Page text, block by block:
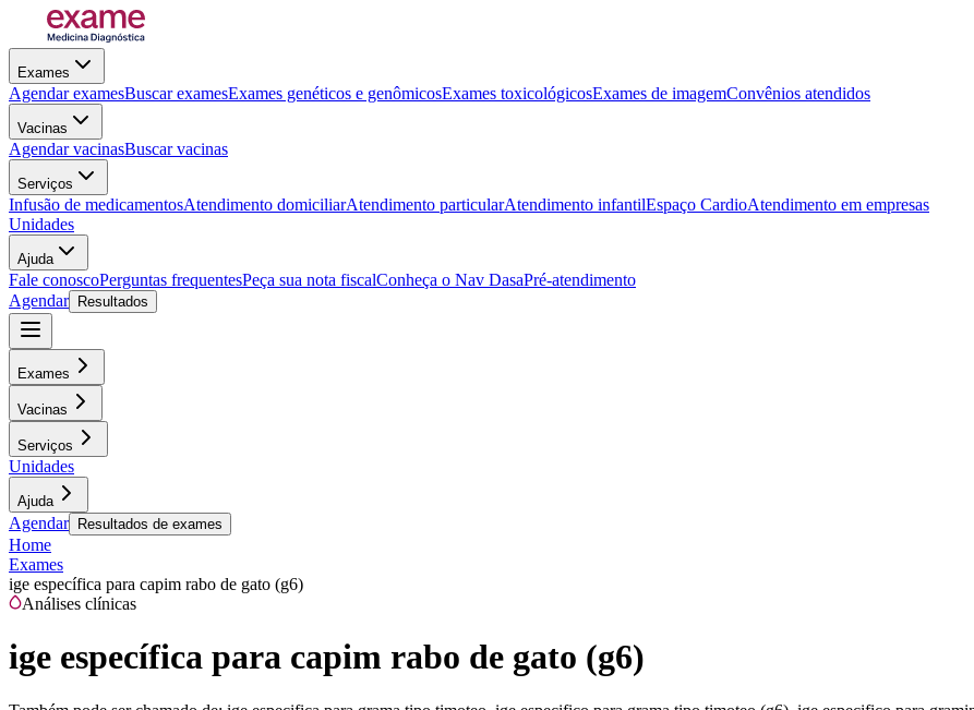
Exames
Agendar examesBuscar examesExames genéticos e genômicosExames toxicológicosExames de imagemConvênios atendidos
Vacinas
Agendar vacinasBuscar vacinas
Serviços
Infusão de medicamentosAtendimento domiciliarAtendimento particularAtendimento infantilEspaço CardioAtendimento em empresas
Unidades
Ajuda
Fale conoscoPerguntas frequentesPeça sua nota fiscalConheça o Nav DasaPré-atendimento
Agendar
Resultados
Exames
Vacinas
Serviços
Unidades
Ajuda
Agendar Resultados de exames
Home
Exames
ige específica para capim rabo de gato (g6)
Análises clínicas
ige específica para capim rabo de gato (g6)